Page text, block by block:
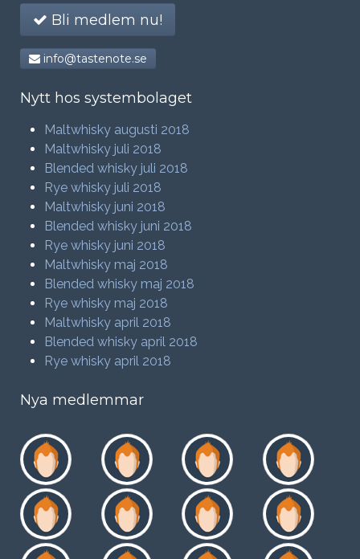
Bli medlem nu!
info@tastenote.se
Nytt hos systembolaget
Maltwhisky augusti 2018
Maltwhisky juli 2018
Blended whisky juli 2018
Rye whisky juli 2018
Maltwhisky juni 2018
Blended whisky juni 2018
Rye whisky juni 2018
Maltwhisky maj 2018
Blended whisky maj 2018
Rye whisky maj 2018
Maltwhisky april 2018
Blended whisky april 2018
Rye whisky april 2018
Nya medlemmar